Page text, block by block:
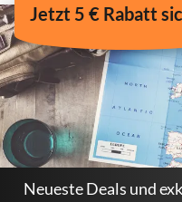
Jetzt 5 € Rabatt
Neueste Deals und